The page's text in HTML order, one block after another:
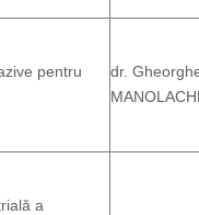
pentru
dr.
a